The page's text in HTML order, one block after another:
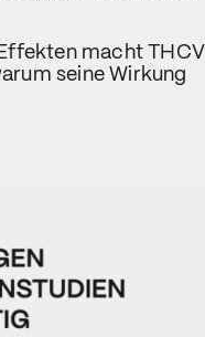
macht THCV
seine Wirkung